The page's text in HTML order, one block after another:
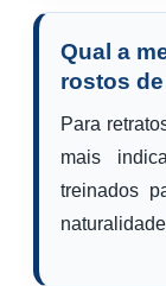
Qual a
rostos
Para
mais
treinados